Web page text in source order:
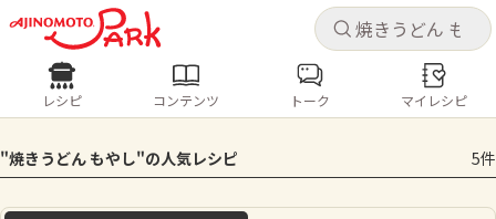
キャ
ログインするとレシピを保存できます
ログイン
キャ
レシピ コンテンツ
人気の食材・レシピ
レシピ コンテンツ トーク マイレシピ
"焼きうどん もやし"の人気レシピ 5件